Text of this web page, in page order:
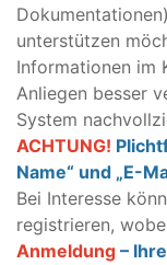
unterstützen
Informationen im
Anliegen besser
System
ACHTUNG!
Name“ und „E-
Bei Interesse
registrieren,
Anmeldung –